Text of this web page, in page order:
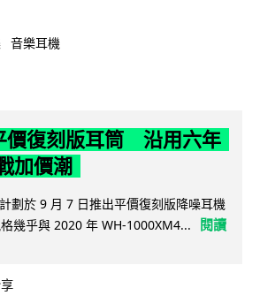
音樂耳機
價復刻版耳筒 沿用六年
加價潮
劃於 9 月 7 日推出平價復刻版降噪耳機
幾乎與 2020 年 WH-1000XM4...
閱讀